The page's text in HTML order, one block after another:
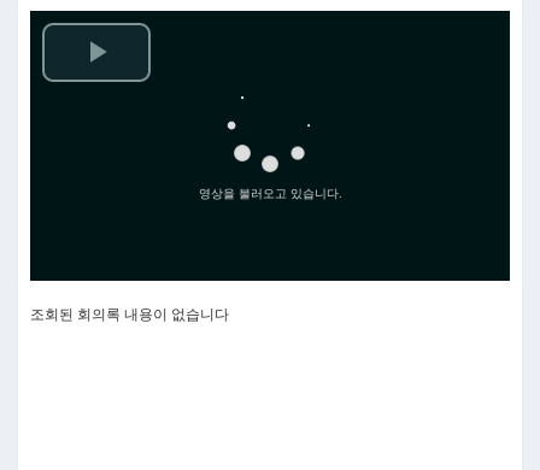
Play
영상을 불러오고 있습니다.
조회된 회의록 내용이 없습니다